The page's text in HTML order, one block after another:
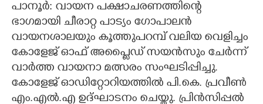
LITERATURE
ZOOM
CONTACT US
പാനൂർ: വായന പക്ഷാചരണത്തിന്റെ
ഭാഗമായി ചീരാറ്റ പാട്യം ഗോപാലൻ
വായനശാലയും കൂത്തുപറമ്പ് വലിയ വെളിച്ചം
കോളേജ് ഓഫ് അപ്ലൈഡ് സയൻസും ചേർന്ന്
വാർത്ത വായനാ മത്സരം സംഘടിപ്പിച്ചു.
കോളേജ് ഓഡിറ്റോറിയത്തിൽ പി.കെ. പ്രവീൺ
എം.എൽ.എ ഉദ്ഘാടനം ചെയ്തു. പ്രിൻസിപ്പൽ